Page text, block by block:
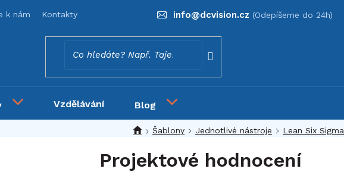
k nám Kontakty info@dcvision.cz
Vzdělávání Blog
Šablony Jednotlivé nástroje Lean Six Sigma
Projektové hodnocení